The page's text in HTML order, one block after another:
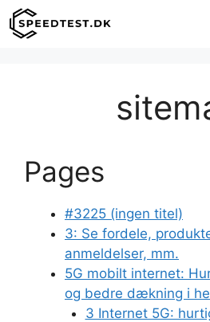
Hop
til
Pages
#3225 (ingen titel)
3: Se fordele,
anmeldelser, mm.
5G mobilt internet:
og bedre dækning i
3 Internet 5G: